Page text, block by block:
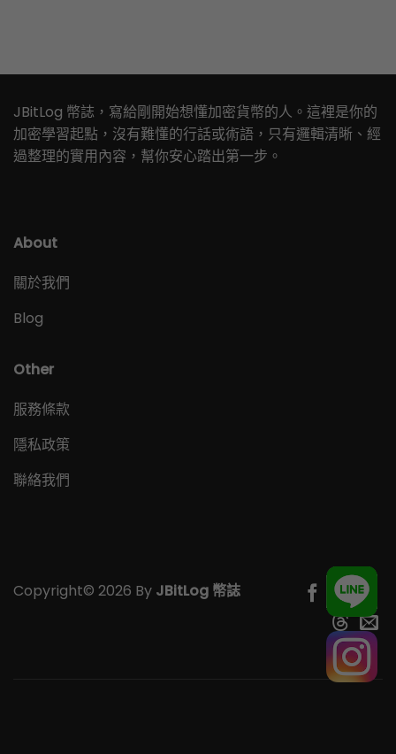
JBitLog 幣誌，寫給剛開始想懂加密貨幣的人。這裡是你的
加密學習起點，沒有難懂的行話或術語，只有邏輯清晰、經
過整理的實用內容，幫你安心踏出第一步。
About
關於我們
Blog
Other
服務條款
隱私政策
聯絡我們
Copyright© 2026 By JBitLog 幣誌